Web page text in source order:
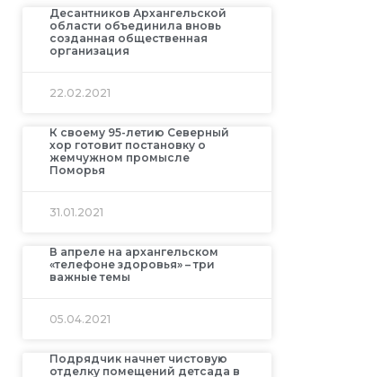
Десантников Архангельской
области объединила вновь
созданная общественная
организация
22.02.2021
К своему 95-летию Северный
хор готовит постановку о
жемчужном промысле
Поморья
31.01.2021
В апреле на архангельском
«телефоне здоровья» – три
важные темы
05.04.2021
Подрядчик начнет чистовую
отделку помещений детсада в